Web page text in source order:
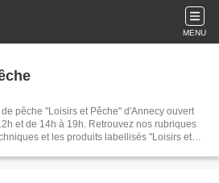
MENU
pêche "Loisirs et Pêche" d'Annecy ouvert
et de 14h à 19h. Retrouvez nos rubriques
et les produits labellisés "Loisirs et